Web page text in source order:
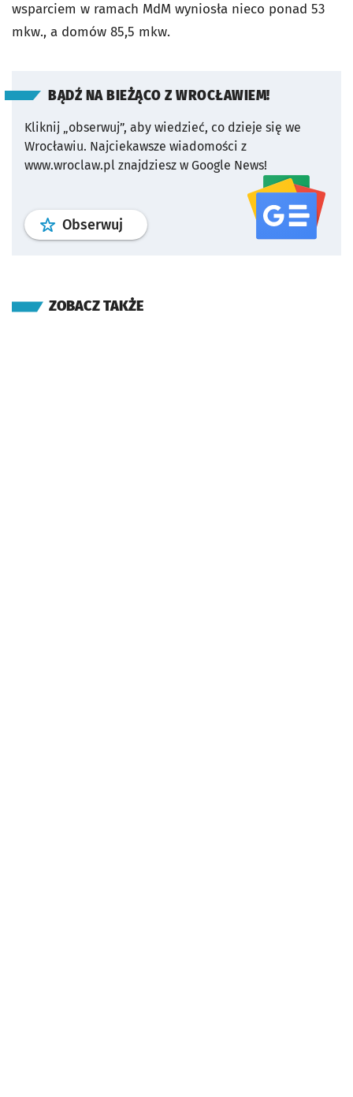
wsparciem w ramach MdM wyniosła nieco ponad 53
mkw., a domów 85,5 mkw.
BĄDŹ NA BIEŻĄCO Z WROCŁAWIEM!
Kliknij „obserwuj”, aby wiedzieć, co dzieje się we
Wrocławiu. Najciekawsze wiadomości z
www.wroclaw.pl znajdziesz w Google News!
Obserwuj profil serwisu
ZOBACZ TAKŻE